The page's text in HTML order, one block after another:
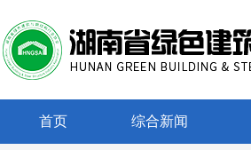
首页 综合新闻